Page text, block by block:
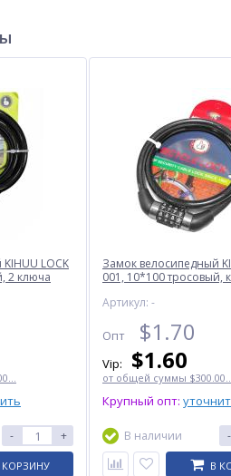
Многофункциональный
LOCK
2 ключа
- +
КОРЗИНУ
Замок велосипедный
001, 10*100 тросовый,
Артикул: -
Опт $1.70
Vip: $1.60
от общей суммы
Крупный опт:
В наличии -
В